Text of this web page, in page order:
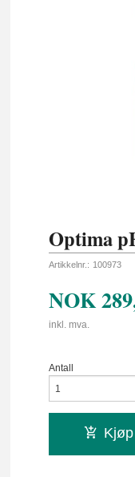
Optima
Artikkelnr.: 100973
NOK
inkl. mva.
Antall
Kjøp